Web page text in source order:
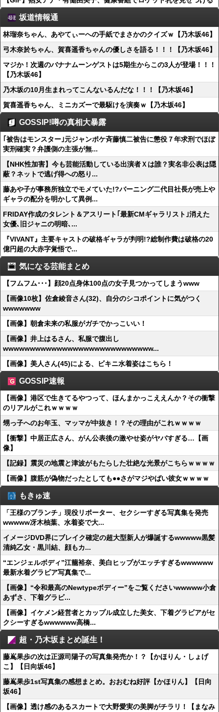
坂道情報通
林瑠奈ちゃん、あやてぃーへの手紙でまさかのクイズｗ【乃木坂46】
弓木奈於ちゃん、賀喜遥香ちゃんの優しさを語る！！！【乃木坂46】
マジか！次週のバナナムーンゲストは5期生からこの3人が登場！！！
【乃木坂46】
乃木坂の10月生まれってこんないるんだな！！！【乃木坂46】
賀喜遥香ちゃん、ミニカズーで最駆けを演奏ｗ【乃木坂46】
GOSSIP!噂の真相大暴露
｢被告はモンスター｣元ジャンポケ斉藤慎二被告に懲役７年求刑でほぼ
実刑確実？弁護側の主張が無...
【NHK性加害】今も芸能活動している出演者Ｘは誰？実名非公表は隠
蔽？ネットで逃げ得への怒り...
藤あや子が事務所独立でモメていた!?バーニング二代目社長が売上や
ギャラの配分を明かして異例...
FRIDAY作成のタレント＆アスリート｢最新CMギャラリスト｣消えた
女優､旧ジャニの明暗､...
『VIVANT』主要キャストの破格ギャラが判明!?総制作費は破格の20
億円超の大赤字覚悟で...
気になる芸能まとめ
【フムフム･･･】顔20点身体100点の女子見つかってしまうwww
【画像10枚】佐倉綾音さん(32)、自分のシコポイントに気がつく
wwwwwww
【画像】朝倉未来の私服がガチでかっこいい！
【画像】井上はるさん、私服で腹出し
wwwwwwwwwwwwwwwwwwwwwwwwwwww...
【画像】美人さん(45)による、ビキニ水着姿はこちら！
GOSSIP速報
【画像】港区で生きてるやつって、ほんまかっこええんか？その衝撃
のリアルがこれｗｗｗｗ
甥っ子へのお年玉、マッマが中抜き！？その理由がこれｗｗｗｗ
【衝撃】中居正広さん、がん公表後の激やせ姿がヤバすぎる…【画
像】
【記録】震災の地震と津波がもたらした壮絶な光景がこちらｗｗｗｗ
【画像】腹筋が偽物だったとしても●●さがマジやばい彼女ｗｗｗｗ
もきゅ速
「王様のブランチ」現役リポーター、セクシーすぎる写真集を発売
wwwww冴木柚葉、水着姿で大...
イメージDVD界にブレイク確定の超大型新人が爆誕するwwwww黒髪
清純乙女・黒川結、顔もカ...
“エンジェルボディ”江籠裕奈、美白ヒップがエッチすぎるwwwwww
最新水着グラビア写真集で...
【画像】“令和最高のNewtypeボディー”をご覧くださいwwwww小倉
あずさ、下着グラビ...
【画像】イケメン経営者とカップル成立した美女、下着グラビアがセ
クシーすぎるwwwwww高橋...
超・乃木坂まとめ誕生！
藤嶌果歩の次は正源司陽子の写真集発売か！？【かほりん・しょげ
こ】【日向坂46】
藤嶌果歩1st写真集の感想まとめ。おおむね好評【かほりん】【日向
坂46】
【画像】透け感のあるスカートで大野愛実の美脚がチラリ！【まなみ